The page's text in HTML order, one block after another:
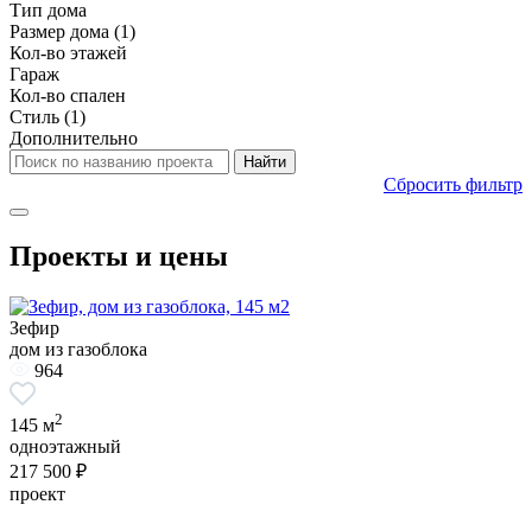
Тип дома
Размер дома (1)
Кол-во этажей
Гараж
Кол-во спален
Стиль (1)
Дополнительно
Сбросить фильтр
Проекты и цены
Зефир
дом из газоблока
964
145 м2
одноэтажный
217 500 ₽
проект